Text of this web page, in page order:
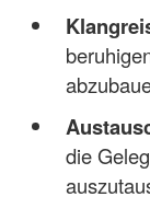
die